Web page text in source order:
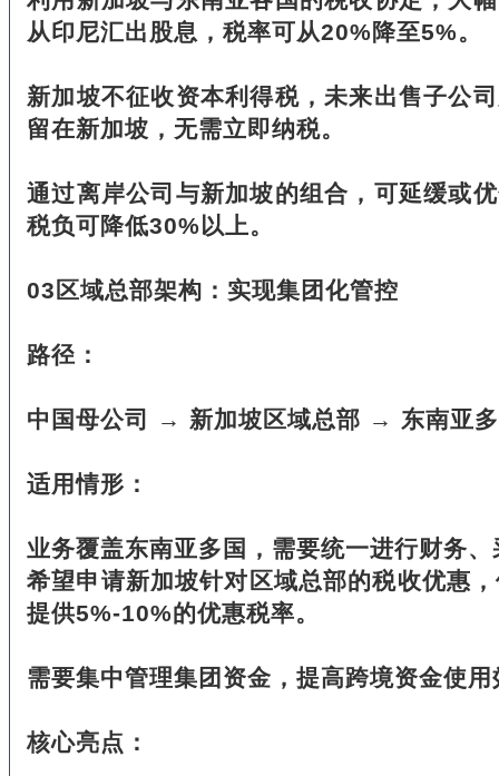
从印尼汇出股息，税率可从20%降至5%。
新加坡不征收资本利得税，未来出售子公
留在新加坡，无需立即纳税。
通过离岸公司与新加坡的组合，可延缓或
税负可降低30%以上。
03区域总部架构：实现集团化管控
路径：
中国母公司 → 新加坡区域总部 → 东南亚
适用情形：
业务覆盖东南亚多国，需要统一进行财务
希望申请新加坡针对区域总部的税收优惠
提供5%-10%的优惠税率。
需要集中管理集团资金，提高跨境资金使用
核心亮点：